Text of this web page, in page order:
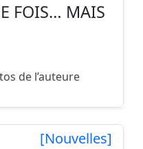
FOIS… MAIS
de l’auteure
[Nouvelles]